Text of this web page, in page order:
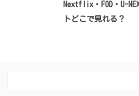
Nextflix・FOD・U-
トどこで見れる？